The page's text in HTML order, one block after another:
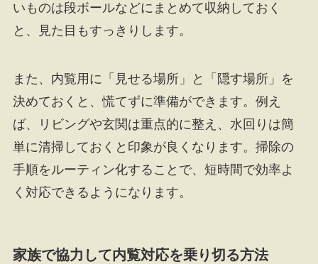
いものは段ボールなどにまとめて収納しておく
と、見た目もすっきりします。
また、内覧用に「見せる場所」と「隠す場所」を
決めておくと、慌てずに準備ができます。例え
ば、リビングや玄関は重点的に整え、水回りは簡
単に清掃しておくと印象が良くなります。掃除の
手順をルーティン化することで、短時間で効率よ
く対応できるようになります。
家族で協力して内覧対応を乗り切る方法